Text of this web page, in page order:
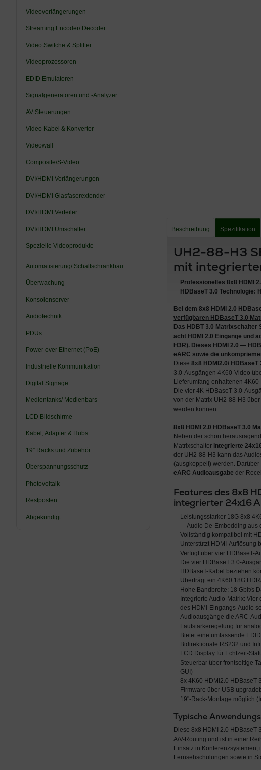
Videoverlängerungen
Streaming Encoder/ Decoder
Video Switche & Splitter
Videoprozessoren
EDID Emulatoren
Signalgeneratoren und -Analyzer
AV Steuerungen
Video Kabel & Konverter
Videowall
Composite/S-Video
DVI/HDMI Verlängerungen
DVI/HDMI Glasfaserextender
DVI/HDMI Verteiler
DVI/HDMI Umschalter
Spezielle Videoprodukte
Automatisierung/ Schaltschrankbau
Überwachung
Konsolenserver
Audiotechnik
PDUs
Power over Ethernet (PoE)
Industrielle Kommunikation
Digital Signage
Medientanks/ Medienbars
LCD Bildschirme
Kabel, Adapter & Hubs
19” Racks und Zubehör
Überspannungsschutz
Photovoltaik
Restposten
Abgekündigt
Beschreibung Spezifikation
UH2-88-H3
mit
Professionelles 8x8 HDMI
HDBaseT 3.0 Technologie:
Bei dem8x8 HDMI 2.0
verfügbaren HDBaseT 3.0
Das HDBT 3.0 Matrixschalter
acht HDMI 2.0 Eingänge und
H3R). Dieses HDMI 2.0 —
eARC sowie die
Diese8x8 HDMI2.0/
3.0-Ausgängen 4K60-Video
Lieferumfang enhaltenen 4K60
Die vier 4K HDBaseT 3.0-
von der Matrix UH2-88-H3
werden können.
8x8 HDMI 2.0 HDBaseT 3.0
Neben der schon
Matrixschalter integrierte
der UH2-88-H3 kann das
(ausgkoppelt) werden.
eARC Audioausgabe der
Features des 8x8
integrierter 24x16
Leistungsstarker 18G 8x8
Audio De-Embedding aus
Vollständig kompatibel mit
Unterstützt HDMI-Auflösung
Verfügt über vier HDBaseT-
Die vier HDBaseT 3.0-
HDBaseT-Kabel beziehen
Überträgt ein 4K60 18G
Hohe Bandbreite: 18 Gbit/s
Integrierte Audio-Matrix:
des HDMI-Eingangs-Audio
Audioausgänge die ARC-
Lautstärkeregelung für
Bietet eine umfassende
Bidirektionale RS232 und
LCD Display für Echtzeit-
Steuerbar über frontseitige
GUI)
8x 4K60 HDMI2.0 HDBaseT
Firmware über USB
19"-Rack-Montage möglich
Typische
Diese 8x8 HDMI 2.0 HDBaseT
A/V-Routing und ist in einer
Einsatz in
Fernsehschulungen sowie in